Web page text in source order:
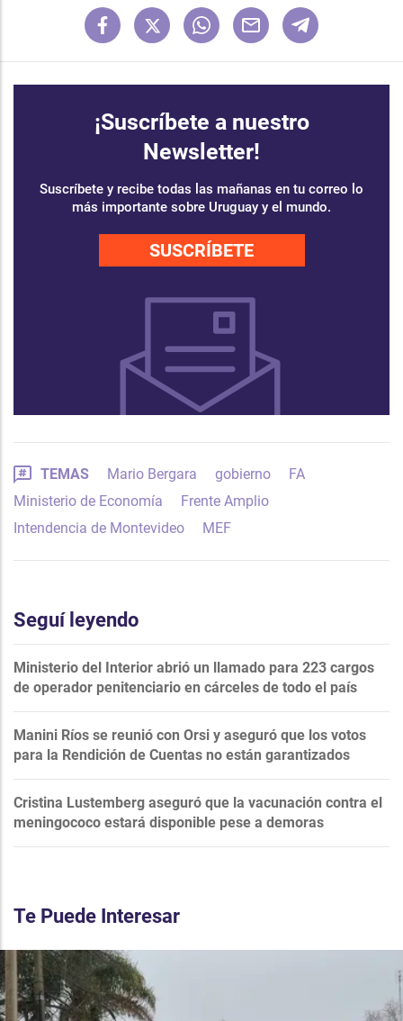
¡Suscríbete a nuestro
Newsletter!
Suscríbete y recibe todas las mañanas en tu correo lo
más importante sobre Uruguay y el mundo.
SUSCRÍBETE
TEMAS Mario Bergara gobierno
FA
Ministerio de Economía
Frente Amplio
Intendencia de Montevideo
MEF
Seguí leyendo
Ministerio del Interior abrió un llamado para 223 cargos
de operador penitenciario en cárceles de todo el país
Manini Ríos se reunió con Orsi y aseguró que los votos
para la Rendición de Cuentas no están garantizados
Cristina Lustemberg aseguró que la vacunación contra el
meningococo estará disponible pese a demoras
Te Puede Interesar